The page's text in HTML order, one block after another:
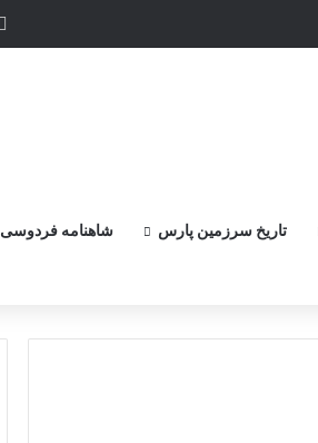
، که دیوی است ستمکار و دیر ساز
تاریخ سرزمین پارس شاهنامه فردوسی